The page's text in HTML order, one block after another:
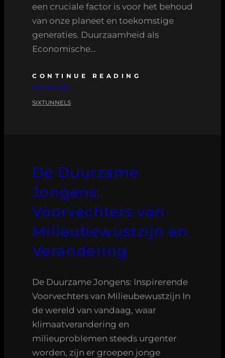
een cruciale factor is voor het behoud
van onze planeet en toekomstige
generaties. Duurzaamheid als
Economische…
CONTINUE READING
08 MEI 2026
SIXTUNNELS
De Duurzame
Jongens:
Voorvechters van
Milieubewustzijn en
Verandering
De Duurzame Jongens: Inspirerende
Voorvechters van Milieubewustzijn In
de wereld van vandaag, waar
klimaatverandering en
milieuproblemen steeds urgenter
worden, zijn er groepen jonge